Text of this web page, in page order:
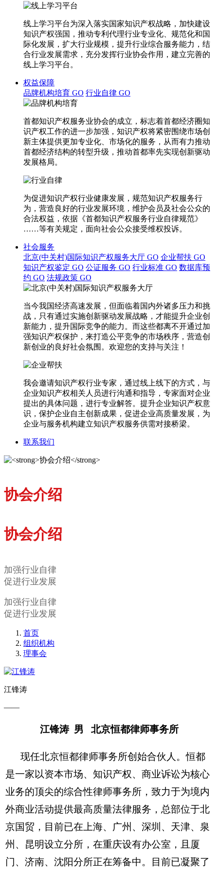
线上学习平台为深入落实国家知识产权战略，加快建设
知识产权强国，推动专利代理行业专业化、规范化和国
际化发展，扩大行业规模，提升行业综合服务能力，结
合行业发展需求，充分发挥行业协会作用，建立完善的
线上学习平台。
权益保障
品牌机构培育 GO 行业自律 GO
首都知识产权服务业协会的成立，标志着首都经济圈知
识产权工作的进一步加强，知识产权将紧密围绕市场创
新主体提供更加专业化、市场化的服务，从而有力推动
首都经济结构的转型升级，推动首都率先实现创新驱动
发展格局。
为促进知识产权行业健康发展，规范知识产权服务行
为，营造良好的行业发展环境，维护会员及社会公众的
合法权益，依据《首都知识产权服务行业自律规范》
……等有关规定，面向社会公众接受维权投诉。
社会服务
北京(中关村)国际知识产权服务大厅 GO 企业帮扶 GO
知识产权鉴定 GO 公证服务 GO 行业标准 GO 数据库预
约 GO 法规政策 GO
当今我国经济高速发展，但面临着国内外诸多压力和挑
战，只有通过实施创新驱动发展战略，才能提升企业创
新能力，提升国际竞争的能力。而这些都离不开通过加
强知识产权保护，来打造公平竞争的市场秩序，营造创
新创业的良好社会氛围。欢迎您的支持与关注！
我会邀请知识产权行业专家，通过线上线下的方式，与
企业知识产权相关人员进行沟通和指导，专家面对企业
提出的具体问题，进行专业解答。提升企业知识产权意
识，保护企业自主创新成果，促进企业高质量发展，为
企业与服务机构建立知识产权服务供需对接桥梁。
联系我们
协会介绍
协会介绍
加强行业自律
促进行业发展
加强行业自律
促进行业发展
首页
组织机构
理事会
江锋涛
——
江锋涛 男 北京恒都律师事务所
现任北京恒都律师事务所创始合伙人。恒都
是一家以资本市场、知识产权、商业诉讼为核心
业务的顶尖的综合性律师事务所，致力于为境内
外商业活动提供最高质量法律服务，总部位于北
京国贸，目前已在上海、广州、深圳、天津、泉
州、昆明设立分所，在重庆设有办公室，且厦
门、济南、沈阳分所正在筹备中。目前已凝聚了